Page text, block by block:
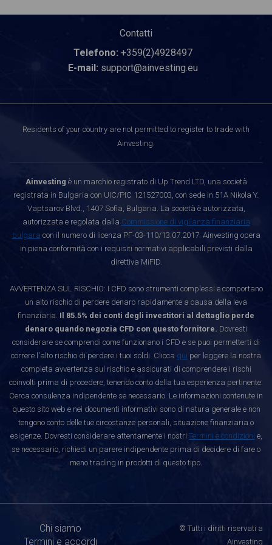
Contatti
Telefono: +359(2)4928497
E-mail: support@ainvesting.eu
Residents of your country are not permitted to register to trade with
Ainvesting.
Ainvesting è un marchio registrato di Up Trend LTD, una società
registrata in Bulgaria con UIC/PIC 121527003, con sede in 51A Nikola Y.
Vaptsarov Blvd., 1407 Sofia, Bulgaria. La società è autorizzata,
autorizzata e regolata dalla Commissione di vigilanza finanziaria
bulgara con il numero di licenza РГ-03-110/13.07.2017. Ainvesting opera
in piena conformità con i requisiti normativi applicabili previsti dalla
direttiva MiFID.
AVVERTENZA SUL RISCHIO: I CFD sono strumenti complessi e comportano
un alto rischio di perdere denaro rapidamente a causa della leva
finanziaria. Il 85.5% dei conti degli investitori al dettaglio perde
denaro quando negozia CFD con questo fornitore. Dovresti
considerare se comprendi come funzionano i CFD e se puoi permetterti di
correre l'alto rischio di perdere i tuoi soldi. Clicca qui per leggere la nostra
completa avvertenza sul rischio e assicurati di comprendere i rischi
coinvolti prima di procedere, tenendo conto della tua esperienza pertinente.
Cerca consulenza indipendente se necessario. Le informazioni contenute in
questo sito web e nei documenti informativi sono di natura generale e non
tengono conto delle tue circostanze personali, situazione finanziaria o
esigenze. Dovresti considerare attentamente i nostri Termini e condizioni e,
se necessario, richiedi un parere indipendente prima di decidere di fare o
meno trading in prodotti di questo tipo.
Chi siamo
Termini e accordi
© Tutti i diritti riservati a
Ainvesting